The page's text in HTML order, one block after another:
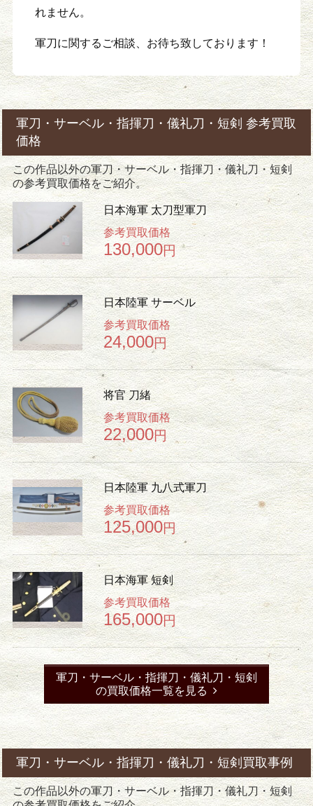
れません。
軍刀に関するご相談、お待ち致しております！
軍刀・サーベル・指揮刀・儀礼刀・短剣 参考買取
価格
この作品以外の軍刀・サーベル・指揮刀・儀礼刀・短剣
の参考買取価格をご紹介。
日本海軍 太刀型軍刀
参考買取価格
130,000円
日本陸軍 サーベル
参考買取価格
24,000円
将官 刀緒
参考買取価格
22,000円
日本陸軍 九八式軍刀
参考買取価格
125,000円
日本海軍 短剣
参考買取価格
165,000円
軍刀・サーベル・指揮刀・儀礼刀・短剣
の買取価格一覧を見る
軍刀・サーベル・指揮刀・儀礼刀・短剣買取事例
この作品以外の軍刀・サーベル・指揮刀・儀礼刀・短剣